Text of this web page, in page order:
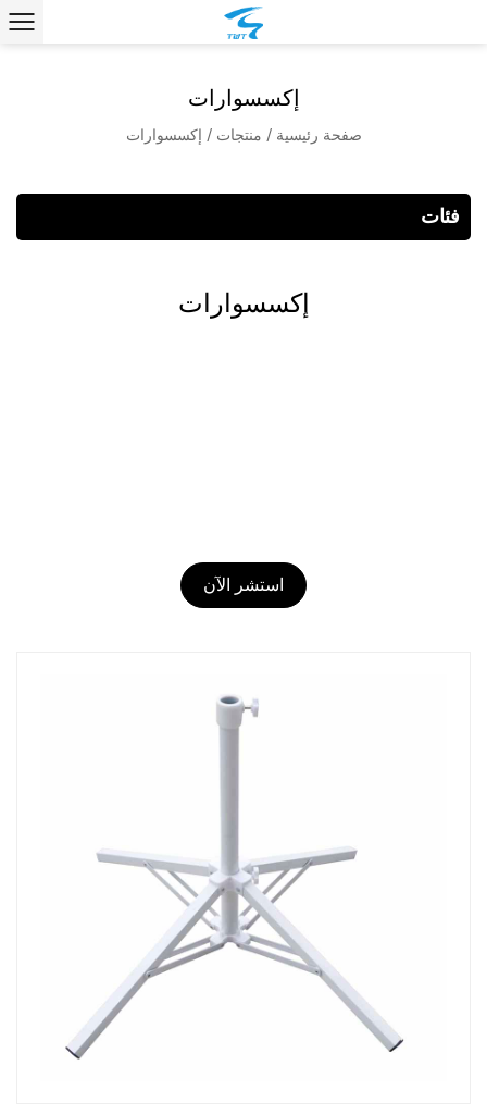
إكسسوارات
صفحة رئيسية / منتجات / إكسسوارات
فئات
إكسسوارات
استشر الآن